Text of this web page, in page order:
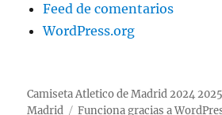
Feed de comentarios
WordPress.org
Camiseta Atletico de Madrid 2024
Madrid
Funciona gracias a